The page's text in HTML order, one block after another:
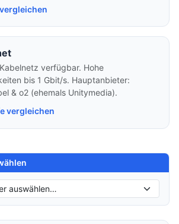
verfügbar. Hohe
bis 1 Gbit/s. Hauptanbieter:
& o2 (ehemals Unitymedia).
vergleichen